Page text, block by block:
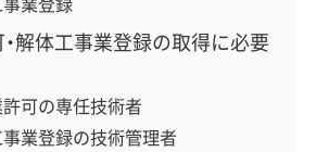
ッキリ解体」編集長
瑞稀
解体工事業登録の取得に必要
可の専任技術者
業登録の技術管理者